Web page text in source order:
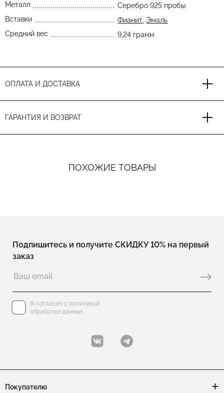
Металл
Серебро 925 пробы
Вставки
Фианит Эмаль
Средний вес
9,24 грамм
ОПЛАТА И ДОСТАВКА
ГАРАНТИЯ И ВОЗВРАТ
ПОХОЖИЕ ТОВАРЫ
Подпишитесь и получите СКИДКУ 10% на первый
заказ
Я согласен с политикой
обработки данных
Покупателю